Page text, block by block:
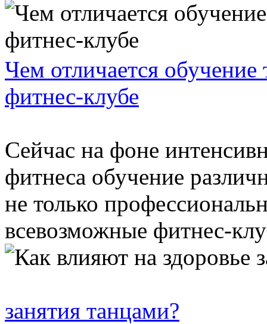
Чем отличается
фитнес-клубе
Сейчас на фоне
фитнеса обучение
не только
всевозможные фитнес-
занятия танцами?